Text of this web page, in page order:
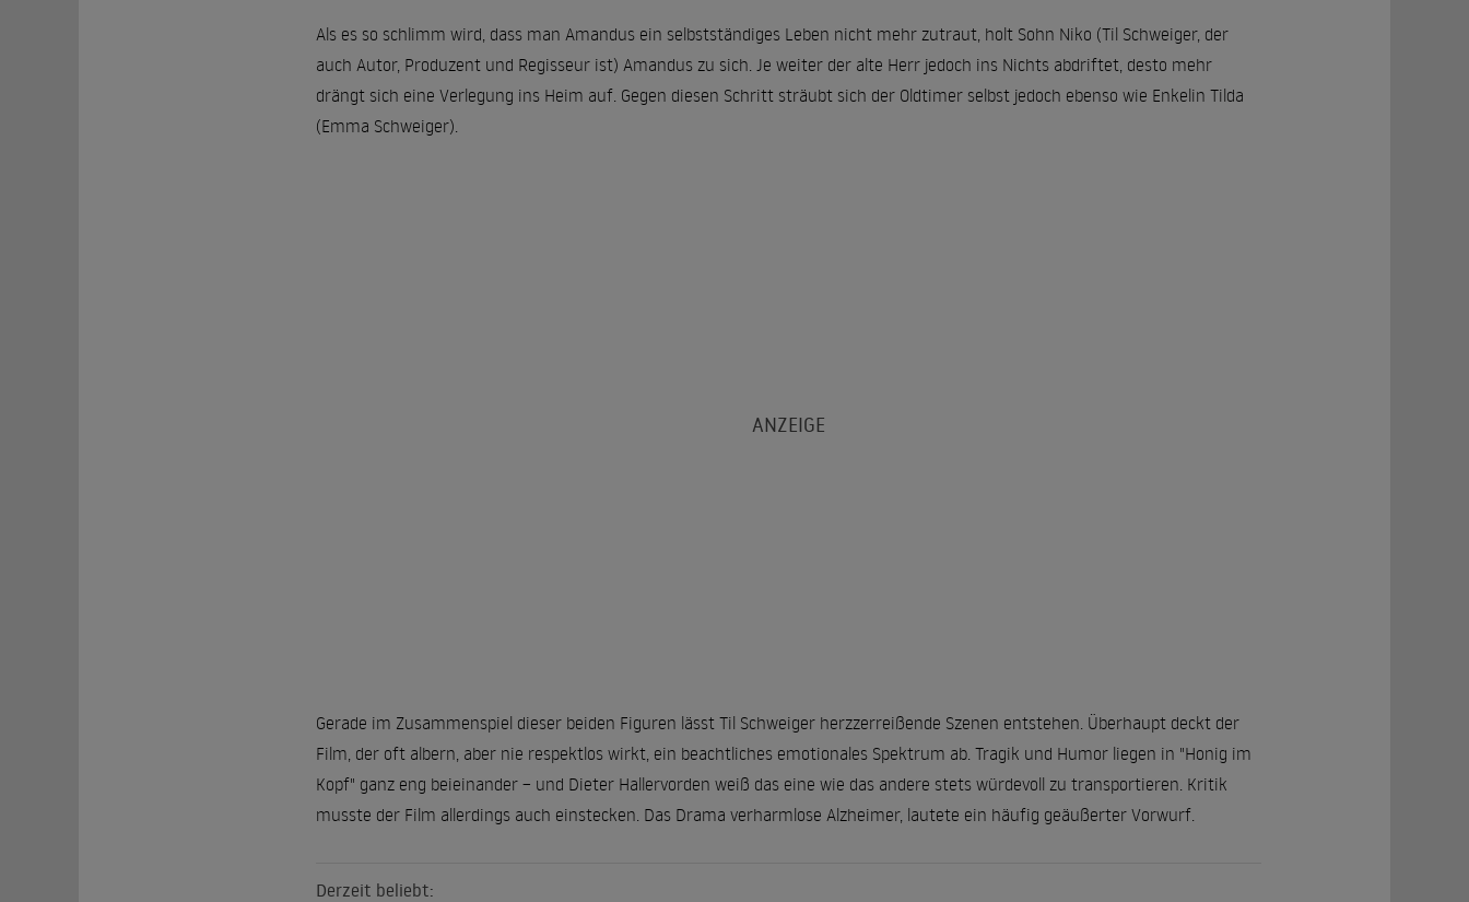
Als es so schlimm wird, dass man Amandus ein selbstständiges Leben nicht mehr zutraut, holt Sohn Niko (Til Schweiger, der
auch Autor, Produzent und Regisseur ist) Amandus zu sich. Je weiter der alte Herr jedoch ins Nichts abdriftet, desto mehr
drängt sich eine Verlegung ins Heim auf. Gegen diesen Schritt sträubt sich der Oldtimer selbst jedoch ebenso wie Enkelin Tilda
(Emma Schweiger).
Gerade im Zusammenspiel dieser beiden Figuren lässt Til Schweiger herzzerreißende Szenen entstehen. Überhaupt deckt der
Film, der oft albern, aber nie respektlos wirkt, ein beachtliches emotionales Spektrum ab. Tragik und Humor liegen in "Honig im
Kopf" ganz eng beieinander – und Dieter Hallervorden weiß das eine wie das andere stets würdevoll zu transportieren. Kritik
musste der Film allerdings auch einstecken. Das Drama verharmlose Alzheimer, lautete ein häufig geäußerter Vorwurf.
Derzeit beliebt: